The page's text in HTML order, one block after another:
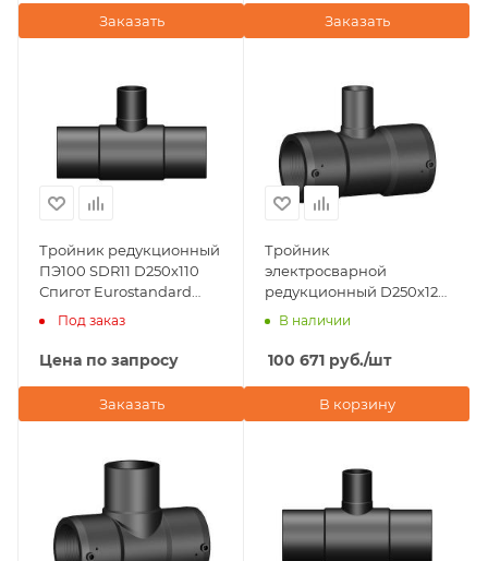
Заказать Заказать
Тройник редукционный
ПЭ100 SDR11 D250х110
Спигот Eurostandard
(Италия)
Под заказ
Цена по запросу
Заказать
Тройник
электросварной
редукционный D250х125
ПЭ100 SDR 11 Plastitalia
В наличии
100 671 руб./шт
В корзину